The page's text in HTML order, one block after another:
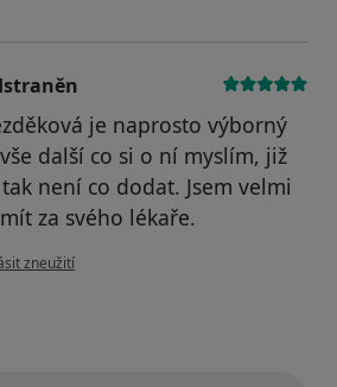
je naprosto výborný
další co si o ní myslím, již
není co dodat. Jsem velmi
za svého lékaře.
názoru uživatele Váš účet byl odstraněn
zneužití